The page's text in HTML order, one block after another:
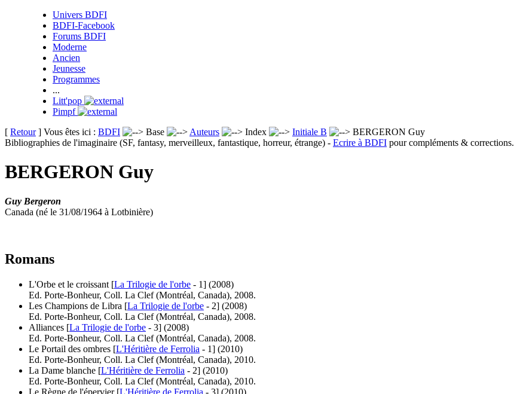
Univers BDFI
BDFI-Facebook
Forums BDFI
Moderne
Ancien
Jeunesse
Programmes
...
Litt'pop
Pimpf
[ Retour] Vous êtes ici : BDFI Base Auteurs Index Initiale B
BERGERON Guy
Bibliographies de l'imaginaire (SF, fantasy, merveilleux, fantastique, horreur, étrange) - Ecrire à BDFI pour compléments & corrections.
BERGERON Guy
Guy Bergeron
Canada (né le 31/08/1964 à Lotbinière)
Romans
L'Orbe et le croissant [La Trilogie de l'orbe - 1] (2008)
Ed. Porte-Bonheur, Coll. La Clef (Montréal, Canada), 2008.
Les Champions de Libra [La Trilogie de l'orbe - 2] (2008)
Ed. Porte-Bonheur, Coll. La Clef (Montréal, Canada), 2008.
Alliances [La Trilogie de l'orbe - 3] (2008)
Ed. Porte-Bonheur, Coll. La Clef (Montréal, Canada), 2008.
Le Portail des ombres [L'Héritière de Ferrolia - 1] (2010)
Ed. Porte-Bonheur, Coll. La Clef (Montréal, Canada), 2010.
La Dame blanche [L'Héritière de Ferrolia - 2] (2010)
Ed. Porte-Bonheur, Coll. La Clef (Montréal, Canada), 2010.
Le Règne de l'épervier [L'Héritière de Ferrolia - 3] (2010)